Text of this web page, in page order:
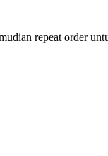
repeat order